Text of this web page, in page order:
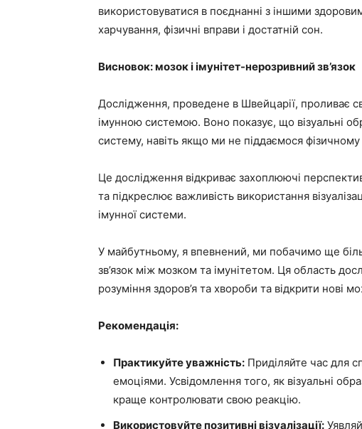
використовуватися в поєднанні з іншими
харчування, фізичні вправи і достатній сон.
Висновок: мозок і імунітет-нерозривний зв’язок
Дослідження, проведене в Швейцарії, проливає
імунною системою. Воно показує, що візуальні
систему, навіть якщо ми не піддаємося фізичному
Це дослідження відкриває захоплюючі
та підкреслює важливість використання
імунної системи.
У майбутньому, я впевнений, ми побачимо ще
зв’язок між мозком та імунітетом. Ця область
розуміння здоров’я та хвороби та відкрити нові
Рекомендація:
Практикуйте уважність: Приділяйте час для
емоціями. Усвідомлення того, як візуальні
краще контролювати свою реакцію.
Використовуйте позитивні візуалізації: